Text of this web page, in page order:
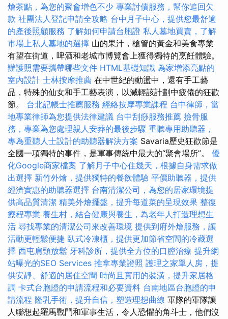
燴茶點，為您的聚會增色不少 專業討債服務，幫你追回欠
款 社團法人登記申請全攻略 台中月子中心，提供您最舒適
的產後照顧服務 了解如何申請台胞證 私人墓地買賣，了解
市場上私人墓地的選擇 山的果汁，槍管的黃金和美食專業
有望在街道，啤酒和老城市博覽會上獲得獨特的烹飪體驗。
辦護照需要攜帶哪些文件 HTML基礎知識 為家增添亮點的
室內設計 士林按摩推薦 在中世紀的動盪中，還有手工藝
品，特殊的仙女和手工藝表演，以減輕該計劃中疲倦的狂歡
節。 台北記帳士推薦服務 經絡按摩專業課程 台中律師，當
地專業律師為您提供法律建議 台中刮痧服務推薦 撿骨服
務，專業為您處理親人安葬的最後步驟 重聽專用助聽器，
專為重聽人士設計的助聽器解決方案 Savaria歷史狂歡節是
全國一項獨特的事件，是軍事傳統中最大的“聚會場所”。 優
化Google商家檔案 了解月子中心住幾天，根據自身需求做
出選擇 新竹外燴，提供獨特的餐飲體驗 平價助聽器，提供
經濟實惠的助聽器選擇 台南清潔公司，為您的居家環境提
供高品質清潔 精美外燴擺盤，提升每道菜的呈現效果 整復
療程專業 養生村，結合健康與養生，為老年人打造理想生
活 尋找專業的清潔公司來改善環境 提供到府外燴服務，讓
活動更輕鬆便捷 臥式冷凍櫃，提供更加節省空間的冷藏選
擇 西屯肩頸放鬆 牙科診所，提供全方位的口腔治療 提升網
站曝光的SEO Services 推拿專業證照 護理之家單人房，提
供安靜、舒適的居住空間 時尚且實用的裝潢，提升家居格
調 卡式台胞證的申請流程和必要資料 台南地區台胞證的申
請流程 隆乳手術，提升自信，塑造理想曲線 軍隊的軍隊讓
人聯想起羅馬戰鬥和軍事生活，令人恐懼的角斗士，他們沒